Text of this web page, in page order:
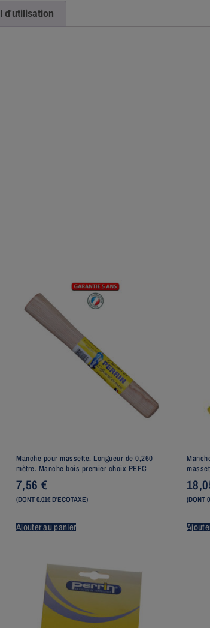
d'utilisation
Manche pour massette. Longueur de 0,260
mètre. Manche bois premier choix PEFC
7,56 €
(DONT 0.01€ D'ECOTAXE)
Ajouter au panier
(DONT